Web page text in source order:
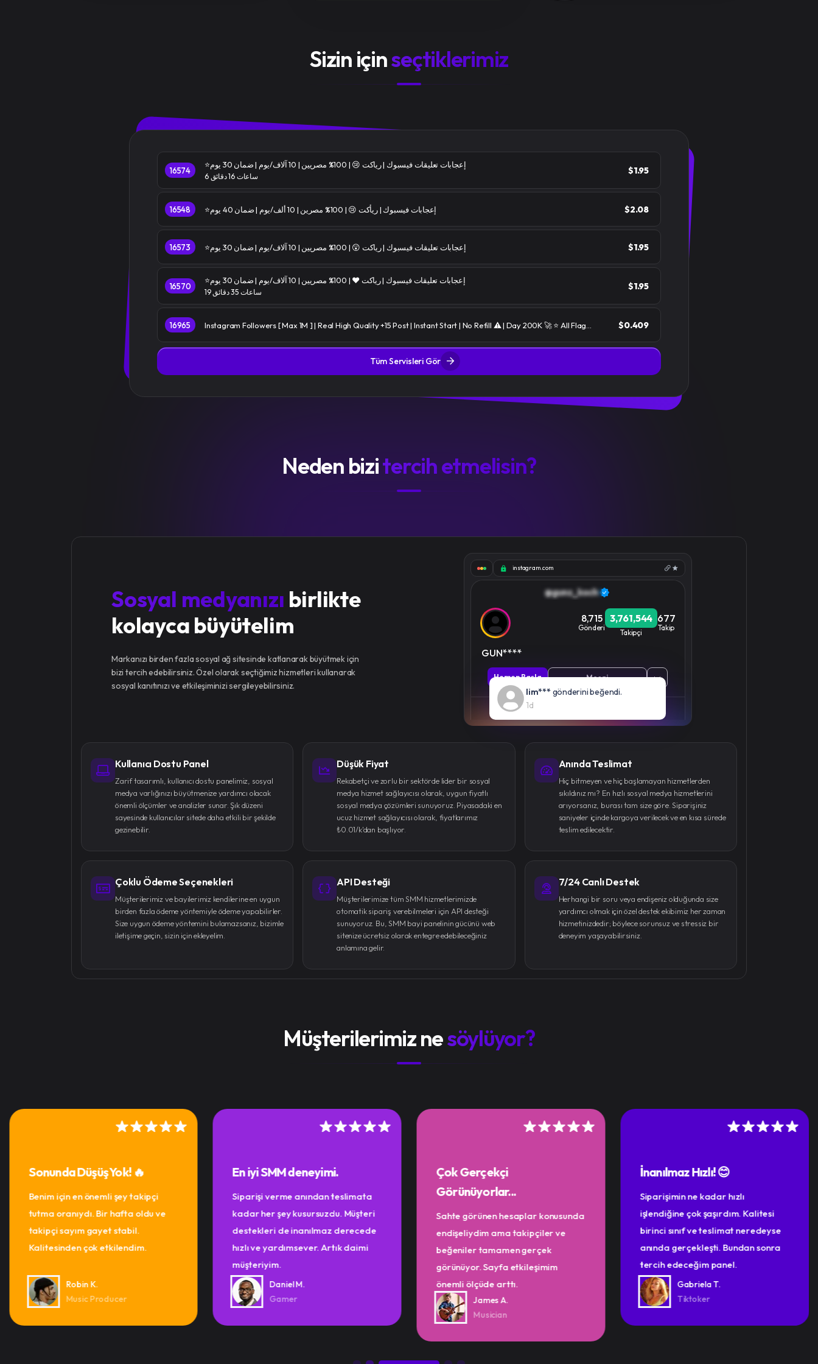
Sizin içinseçtiklerimiz
16574
⭐إعجابات تعليقات فيسبوك | رياكت 😢 | 100% مصريين | 10 آلاف/يوم | ضمان 30 يوم
6 ساعات 16 دقائق
$1.95
16548 ⭐إعجابات فيسبوك | ريأكت 😢 | 100% مصرين | 10 ألف/يوم | ضمان 40 يوم $2.08
16573 ⭐إعجابات تعليقات فيسبوك | رياكت 😲 | 100% مصريين | 10 آلاف/يوم | ضمان 30 يوم $1.95
16570
⭐إعجابات تعليقات فيسبوك | رياكت ❤️ | 100% مصريين | 10 آلاف/يوم | ضمان 30 يوم
19 ساعات 35 دقائق
$1.95
16965
Instagram Followers [ Max 1M ] | Real High Quality +15 Post | Instant Start | No Refill ⚠️ | Day 200K 🚀 ⭐ All Flag
$0.409
Tüm Servisleri Gör
Neden bizitercih etmelisin?
Sosyal medyanızı birlikte
kolayca büyütelim
Markanızı birden fazla sosyal ağ sitesinde katlanarak büyütmek için
bizi tercih edebilirsiniz. Özel olarak seçtiğimiz hizmetleri kullanarak
sosyal kanıtınızı ve etkileşiminizi sergileyebilirsiniz.
instagram.com
@gunz_koch
8,715
Gönderi
3,761,544
Takipçi
677
Takip
GUN****
Hemen Başla Mesaj
lim***gönderini beğendi.
1d
Kullanıcı Dostu Panel
Zarif tasarımlı, kullanıcı dostu panelimiz, sosyal
medya varlığınızı büyütmenize yardımcı olacak
önemli ölçümler ve analizler sunar. Şık düzeni
sayesinde kullanıcılar sitede daha etkili bir şekilde
gezinebilir.
Düşük Fiyat
Rekabetçi ve zorlu bir sektörde lider bir sosyal
medya hizmet sağlayıcısı olarak, uygun fiyatlı
sosyal medya çözümleri sunuyoruz. Piyasadaki en
ucuz hizmet sağlayıcısı olarak, fiyatlarımız
₺0.01/k'dan başlıyor.
Anında Teslimat
Hiç bitmeyen ve hiç başlamayan hizmetlerden
sıkıldınız mı? En hızlı sosyal medya hizmetlerini
arıyorsanız, burası tam size göre. Siparişiniz
saniyeler içinde kargoya verilecek ve en kısa sürede
teslim edilecektir.
Çoklu Ödeme Seçenekleri
Müşterilerimiz ve bayilerimiz kendilerine en uygun
birden fazla ödeme yöntemiyle ödeme yapabilirler.
Size uygun ödeme yöntemini bulamazsanız, bizimle
iletişime geçin, sizin için ekleyelim.
API Desteği
Müşterilerimize tüm SMM hizmetlerimizde
otomatik sipariş verebilmeleri için API desteği
sunuyoruz. Bu, SMM bayi panelinin gücünü web
sitenize ücretsiz olarak entegre edebileceğiniz
anlamına gelir.
7/24 Canlı Destek
Herhangi bir soru veya endişeniz olduğunda size
yardımcı olmak için özel destek ekibimiz her zaman
hizmetinizdedir; böylece sorunsuz ve stressiz bir
deneyim yaşayabilirsiniz.
Müşterilerimiz nesöylüyor?
Sonunda Düşüş Yok! 🔥
Benim için en önemli şey takipçi
tutma oranıydı. Bir hafta oldu ve
takipçi sayım gayet stabil.
Kalitesinden çok etkilendim.
Robin K.
Music Producer
En iyi SMM deneyimi.
Siparişi verme anından teslimata
kadar her şey kusursuzdu. Müşteri
destekleri de inanılmaz derecede
hızlı ve yardımsever. Artık daimi
müşteriyim.
Daniel M.
Gamer
Çok Gerçekçi
Görünüyorlar...
Sahte görünen hesaplar konusunda
endişeliydim ama takipçiler ve
beğeniler tamamen gerçek
görünüyor. Sayfa etkileşimim
önemli ölçüde arttı.
James A.
Musician
İnanılmaz Hızlı! 😊
Siparişimin ne kadar hızlı
işlendiğine çok şaşırdım. Kalitesi
birinci sınıf ve teslimat neredeyse
anında gerçekleşti. Bundan sonra
tercih edeceğim panel.
Gabriela T.
Tiktoker